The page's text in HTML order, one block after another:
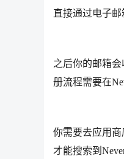
直接通过电子
之后你的邮箱
册流程需要在
你需要去应用商
才能搜索到